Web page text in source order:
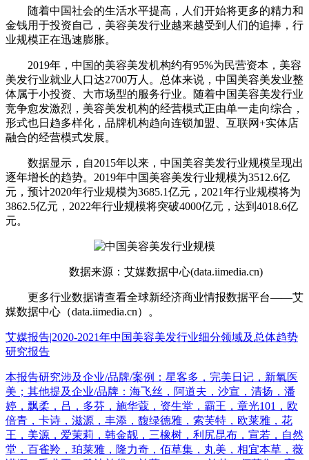
随着中国社会的生活水平提高，人们开始将更多的精力和
金钱用于投资自己，美容美发行业越来越受到人们的追捧，行
业规模正在迅速膨胀。
2019年，中国的美容美发机构约有95%为民营资本，美容
美发行业就业人口达2700万人。总体来说，中国美容美发业整
体属于小投资、大市场型的服务行业。随着中国美容美发行业
竞争愈发激烈，美容美发机构的经营模式正由单一走向综合，
形式也日趋多样化，品牌机构趋向连锁加盟、互联网+实体店
融合的经营模式发展。
数据显示，自2015年以来，中国美容美发行业规模呈现出
逐年增长的趋势。2019年中国美容美发行业规模为3512.6亿
元，预计2020年行业规模为3685.1亿元，2021年行业规模将为
3862.5亿元，2022年行业规模将突破4000亿元，达到4018.6亿
元。
数据来源：艾媒数据中心(data.iimedia.cn)
更多行业数据请查看全球新经济商业情报数据平台——艾
媒数据中心（data.iimedia.cn）。
艾媒报告|2020-2021年中国美容美发行业细分领域及总体趋势
研究报告
本报告研究涉及企业/品牌/案例：星客多，完美日记，新氧医
美；其他提及企业/品牌：海飞丝，阿道夫，沙宣，清扬，潘
婷，飘柔，吕，多芬，施华蔻，资生堂，霸王，章光101，欧
倍青，卡诗，滋源，丰添，馥绿德雅，索芙特，欧莱雅，花
王，美源，爱茉莉，韩金靓，三橡树，利尻昆布，宣若，自然
堂，百雀羚，珀莱雅，隆力奇，佰草集，丸美，相宜本草，薇